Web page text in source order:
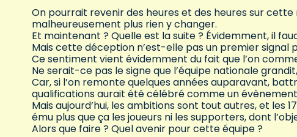
On pourrait revenir des heures et des heures sur
malheureusement plus rien y changer.
Et maintenant ? Quelle est la suite ? Évidemment, il
Mais cette déception n’est-elle pas un premier signal
Ce sentiment vient évidemment du fait que l’on
Ne serait-ce pas le signe que l’équipe nationale
Car, si l’on remonte quelques années auparavant,
qualifications aurait été célébré comme un
Mais aujourd’hui, les ambitions sont tout autres, et
ému plus que ça les joueurs ni les supporters, dont
Alors que faire ? Quel avenir pour cette équipe ?